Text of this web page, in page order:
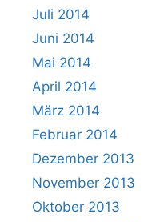
Juli 2014
Juni 2014
Mai 2014
April 2014
März 2014
Februar 2014
Dezember 2013
November 2013
Oktober 2013